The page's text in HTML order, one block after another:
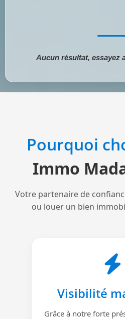
Aucun résultat, essayez
Pourquoi
Immo
Votre partenaire de
ou louer un bien
Visibilité
Grâce à notre forte